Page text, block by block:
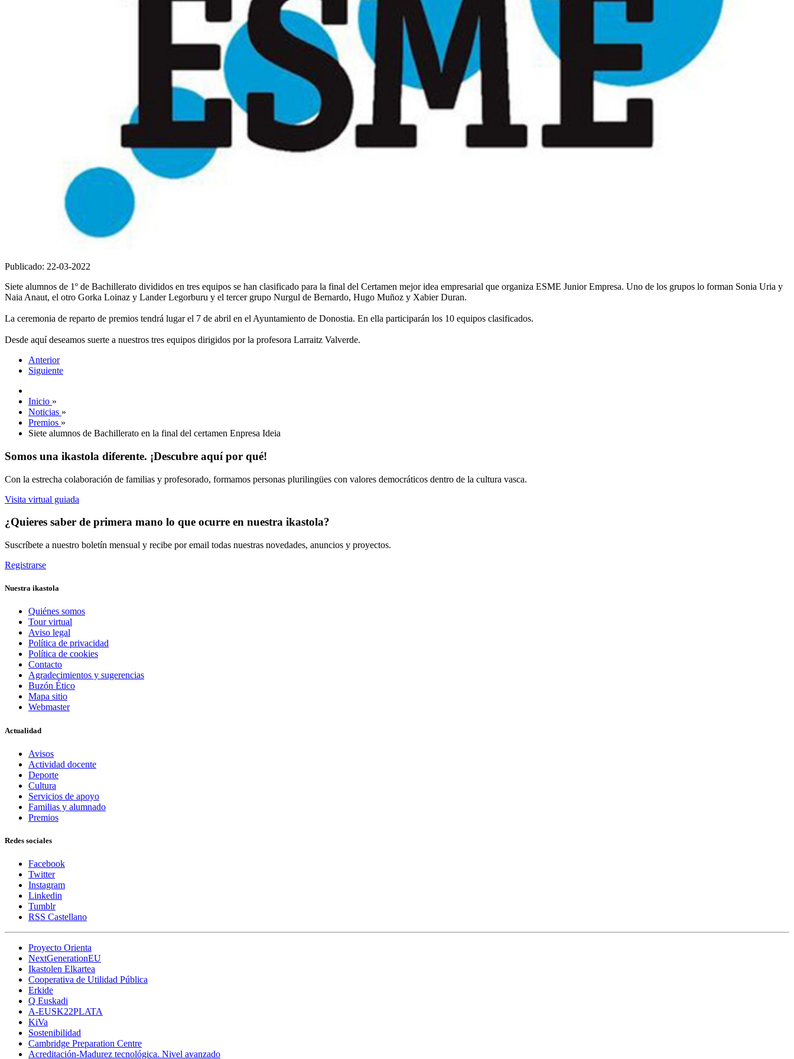
Publicado: 22-03-2022
Siete alumnos de 1º de Bachillerato divididos en tres equipos se han clasificado para la final del Certamen mejor idea empresarial que organiza ESME Junior Empresa. Uno de los grupos lo forman Sonia Uria y
Naia Anaut, el otro Gorka Loinaz y Lander Legorburu y el tercer grupo Nurgul de Bernardo, Hugo Muñoz y Xabier Duran.
La ceremonia de reparto de premios tendrá lugar el 7 de abril en el Ayuntamiento de Donostia. En ella participarán los 10 equipos clasificados.
Desde aquí deseamos suerte a nuestros tres equipos dirigidos por la profesora Larraitz Valverde.
Anterior
Siguiente
Inicio »
Noticias »
Premios »
Siete alumnos de Bachillerato en la final del certamen Enpresa Ideia
Somos una ikastola diferente. ¡Descubre aquí por qué!
Con la estrecha colaboración de familias y profesorado, formamos personas plurilingües con valores democráticos dentro de la cultura vasca.
Visita virtual guiada
¿Quieres saber de primera mano lo que ocurre en nuestra ikastola?
Suscríbete a nuestro boletín mensual y recibe por email todas nuestras novedades, anuncios y proyectos.
Registrarse
Nuestra ikastola
Quiénes somos
Tour virtual
Aviso legal
Política de privacidad
Política de cookies
Contacto
Agradecimientos y sugerencias
Buzón Ético
Mapa sitio
Webmaster
Actualidad
Avisos
Actividad docente
Deporte
Cultura
Servicios de apoyo
Familias y alumnado
Premios
Redes sociales
Facebook
Twitter
Instagram
Linkedin
Tumblr
RSS Castellano
Proyecto Orienta
NextGenerationEU
Ikastolen Elkartea
Cooperativa de Utilidad Pública
Erkide
Q Euskadi
A-EUSK22PLATA
KiVa
Sostenibilidad
Cambridge Preparation Centre
Acreditación-Madurez tecnológica. Nivel avanzado